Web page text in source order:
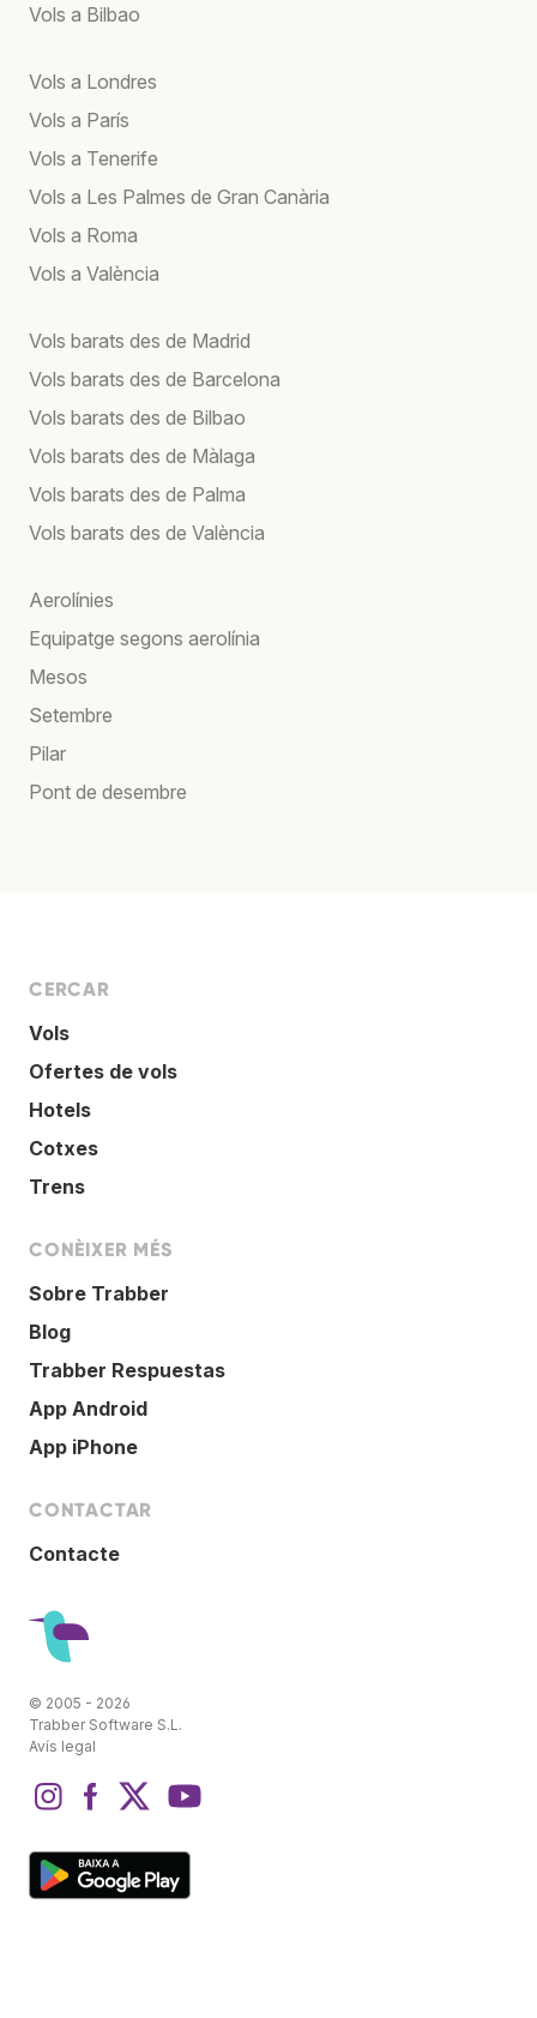
Vols a Bilbao
Vols a Londres
Vols a París
Vols a Tenerife
Vols a Les Palmes de Gran Canària
Vols a Roma
Vols a València
Vols barats des de Madrid
Vols barats des de Barcelona
Vols barats des de Bilbao
Vols barats des de Màlaga
Vols barats des de Palma
Vols barats des de València
Aerolínies
Equipatge segons aerolínia
Mesos
Setembre
Pilar
Pont de desembre
CERCAR
Vols
Ofertes de vols
Hotels
Cotxes
Trens
CONÈIXER MÉS
Sobre Trabber
Blog
Trabber Respuestas
App Android
App iPhone
CONTACTAR
Contacte
© 2005 - 2026
Trabber Software S.L.
Avís legal